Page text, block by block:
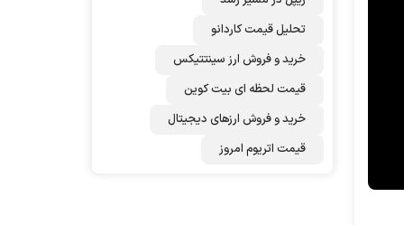
تحلیل قیمت کاردانو
خرید و فروش ارز سینتتیکس
قیمت لحظه ای بیت کوین
خرید و فروش ارزهای دیجیتال
قیمت اتریوم امروز